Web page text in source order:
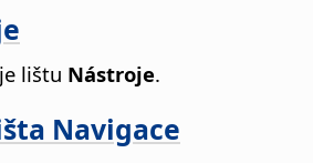
lištu Nástroje.
Navigace